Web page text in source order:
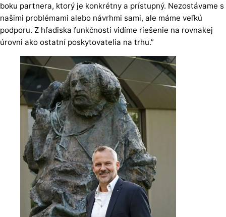
boku partnera, ktorý je konkrétny a prístupný. Nezostávame s
našimi problémami alebo návrhmi sami, ale máme veľkú
podporu. Z hľadiska funkčnosti vidíme riešenie na rovnakej
úrovni ako ostatní poskytovatelia na trhu.”